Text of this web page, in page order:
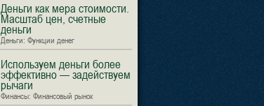
Деньги как мера стоимости.
Масштаб цен, счетные
деньги
Деньги: Функции денег
Используем деньги более
эффективно — задействуем
рычаги
Финансы: Финансовый рынок